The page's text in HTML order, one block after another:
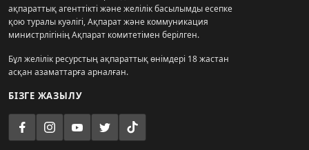
ақпараттық агенттікті және желілік басылымды есепке
қою туралы куәлігі, Ақпарат және коммуникация
министрлігінің Ақпарат комитетімен берілген.
Бұл желілік ресурстың ақпараттық өнімдері 18 жастан
асқан азаматтарға арналған.
БІЗГЕ ЖАЗЫЛУ